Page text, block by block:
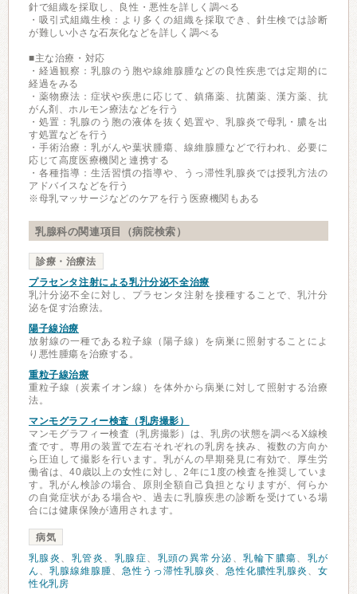
針で組織を採取し、良性・悪性を詳しく調べる
・吸引式組織生検：より多くの組織を採取でき、針生検では診断
が難しい小さな石灰化などを詳しく調べる
■主な治療・対応
・経過観察：乳腺のう胞や線維腺腫などの良性疾患では定期的に
経過をみる
・薬物療法：症状や疾患に応じて、鎮痛薬、抗菌薬、漢方薬、抗
がん剤、ホルモン療法などを行う
・処置：乳腺のう胞の液体を抜く処置や、乳腺炎で母乳・膿を出
す処置などを行う
・手術治療：乳がんや葉状腫瘍、線維腺腫などで行われ、必要に
応じて高度医療機関と連携する
・各種指導：生活習慣の指導や、うっ滞性乳腺炎では授乳方法の
アドバイスなどを行う
※母乳マッサージなどのケアを行う医療機関もある
乳腺科の関連項目（病院検索）
診療・治療法
プラセンタ注射による乳汁分泌不全治療
乳汁分泌不全に対し、プラセンタ注射を接種することで、乳汁分
泌を促す治療法。
陽子線治療
放射線の一種である粒子線（陽子線）を病巣に照射することによ
り悪性腫瘍を治療する。
重粒子線治療
重粒子線（炭素イオン線）を体外から病巣に対して照射する治療
法。
マンモグラフィー検査（乳房撮影）
マンモグラフィー検査（乳房撮影）は、乳房の状態を調べるX線検
査です。専用の装置で左右それぞれの乳房を挟み、複数の方向か
ら圧迫して撮影を行います。乳がんの早期発見に有効で、厚生労
働省は、40歳以上の女性に対し、2年に1度の検査を推奨していま
す。乳がん検診の場合、原則全額自己負担となりますが、何らか
の自覚症状がある場合や、過去に乳腺疾患の診断を受けている場
合には健康保険が適用されます。
病気
乳腺炎 、 乳管炎 、 乳腺症、 乳頭の異常分泌 、乳輪下膿瘍、 乳が
ん 、 乳腺線維腺腫、 急性うっ滞性乳腺炎 、 急性化膿性乳腺炎 、女
性化乳房